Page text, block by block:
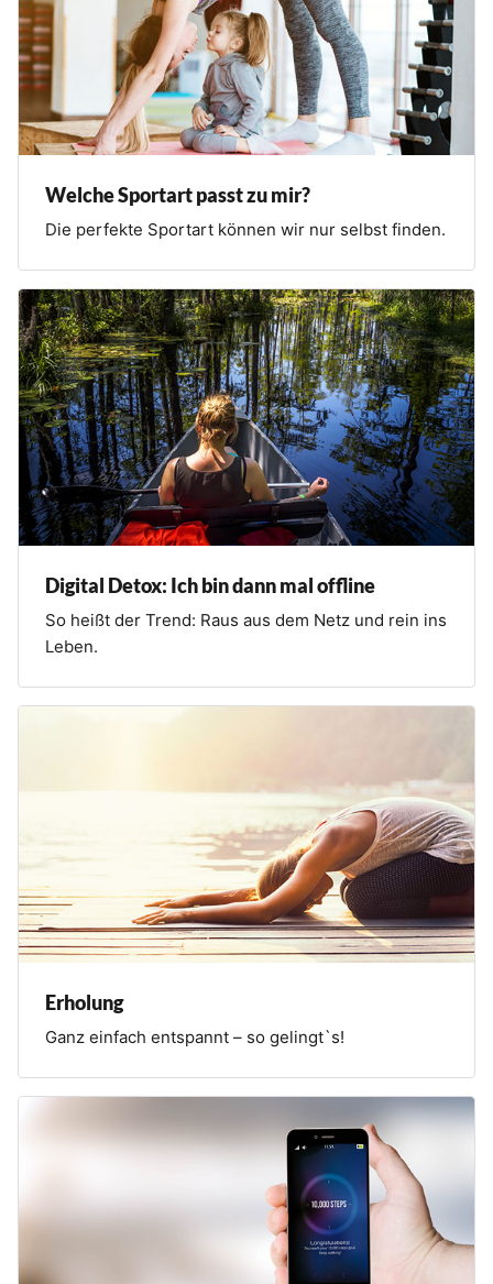
Welche Sportart passt zu mir?
Die perfekte Sportart können wir nur selbst finden.
Digital Detox: Ich bin dann mal offline
So heißt der Trend: Raus aus dem Netz und rein ins
Leben.
Erholung
Ganz einfach entspannt – so gelingt`s!